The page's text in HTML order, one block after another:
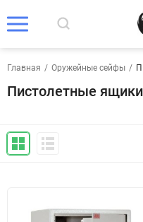
Главная / Оружейные сейфы /
Пистолетные ящики